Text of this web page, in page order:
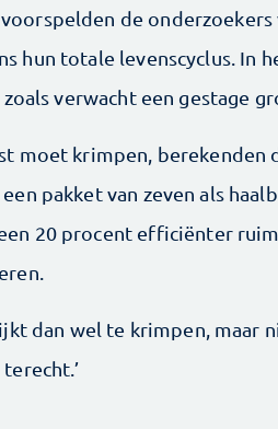
de
hun totale levenscyclus. In
verwacht een gestage
moet krimpen, berekenden
pakket van zeven als
20 procent efficiënter
dan wel te krimpen, maar